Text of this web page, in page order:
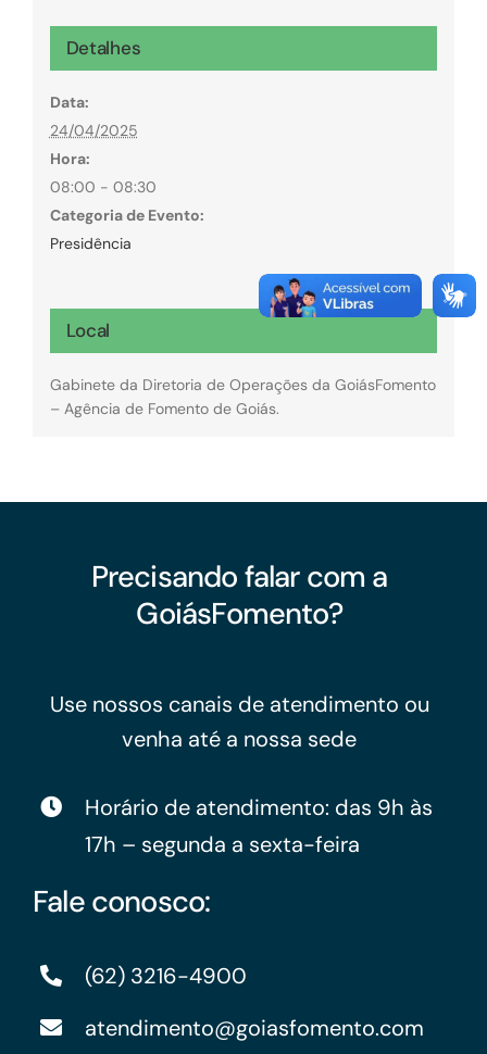
Detalhes
Data:
24/04/2025
Hora:
08:00 - 08:30
Categoria de Evento:
Presidência
Local
Gabinete da Diretoria de Operações da GoiásFomento
– Agência de Fomento de Goiás.
Precisando falar com a
GoiásFomento?
Use nossos canais de atendimento ou
venha até a nossa sede
Horário de atendimento: das 9h às
17h – segunda a sexta-feira
Fale conosco:
(62) 3216-4900
atendimento@goiasfomento.com